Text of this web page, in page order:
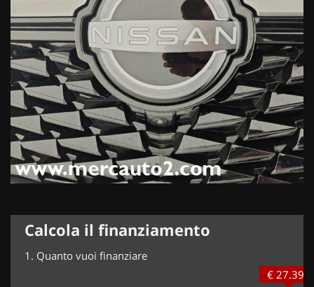
Calcola il finanziamento
1. Quanto vuoi finanziare
€ 27.399